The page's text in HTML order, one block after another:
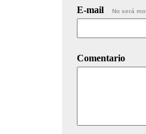
E-mail No será
Comentario